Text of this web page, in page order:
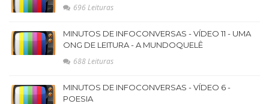
696 Leituras
MINUTOS DE INFOCONVERSAS - VÍDEO 11 - UMA
ONG DE LEITURA - A MUNDOQUELÊ
688 Leituras
MINUTOS DE INFOCONVERSAS - VÍDEO 6 -
POESIA